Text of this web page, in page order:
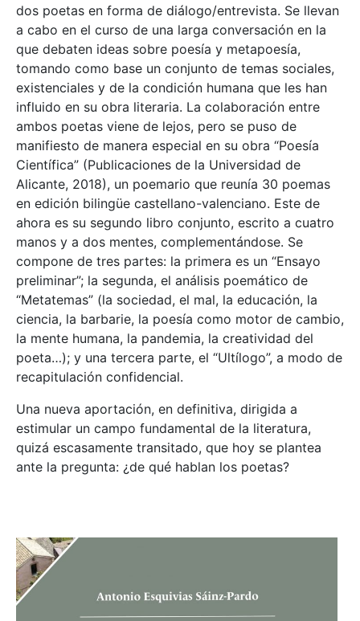
dos poetas en forma de diálogo/entrevista. Se llevan
a cabo en el curso de una larga conversación en la
que debaten ideas sobre poesía y metapoesía,
tomando como base un conjunto de temas sociales,
existenciales y de la condición humana que les han
influido en su obra literaria. La colaboración entre
ambos poetas viene de lejos, pero se puso de
manifiesto de manera especial en su obra “Poesía
Científica” (Publicaciones de la Universidad de
Alicante, 2018), un poemario que reunía 30 poemas
en edición bilingüe castellano-valenciano. Este de
ahora es su segundo libro conjunto, escrito a cuatro
manos y a dos mentes, complementándose. Se
compone de tres partes: la primera es un “Ensayo
preliminar”; la segunda, el análisis poemático de
“Metatemas” (la sociedad, el mal, la educación, la
ciencia, la barbarie, la poesía como motor de cambio,
la mente humana, la pandemia, la creatividad del
poeta…); y una tercera parte, el “Ultílogo”, a modo de
recapitulación confidencial.
Una nueva aportación, en definitiva, dirigida a
estimular un campo fundamental de la literatura,
quizá escasamente transitado, que hoy se plantea
ante la pregunta: ¿de qué hablan los poetas?